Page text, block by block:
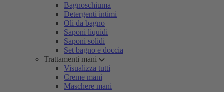
Bagnoschiuma
Detergenti intimi
Oli da bagno
Saponi liquidi
Saponi solidi
Set bagno e doccia
Trattamenti mani
Visualizza tutti
Creme mani
Maschere mani